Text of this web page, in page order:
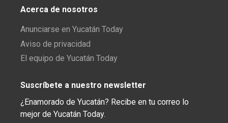
Acerca de nosotros
Anunciarse en Yucatán Today
Aviso de privacidad
El equipo de Yucatán Today
Suscríbete a nuestro newsletter
¿Enamorado de Yucatán? Recibe en tu correo lo
mejor de Yucatán Today.